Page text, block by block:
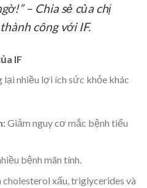
– Chia sẻ của chị
công với IF.
IF
lại nhiều lợi ích sức khỏe khác
Giảm nguy cơ mắc bệnh tiểu
bệnh mãn tính.
xấu, triglycerides và